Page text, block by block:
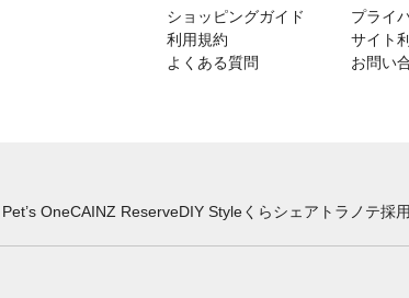
ショッピングガイド
利用規約
よくある質問
プライ
サイト
お問い
Pet’s OneCAINZ ReserveDIY Styleくらシェア トラノテ採